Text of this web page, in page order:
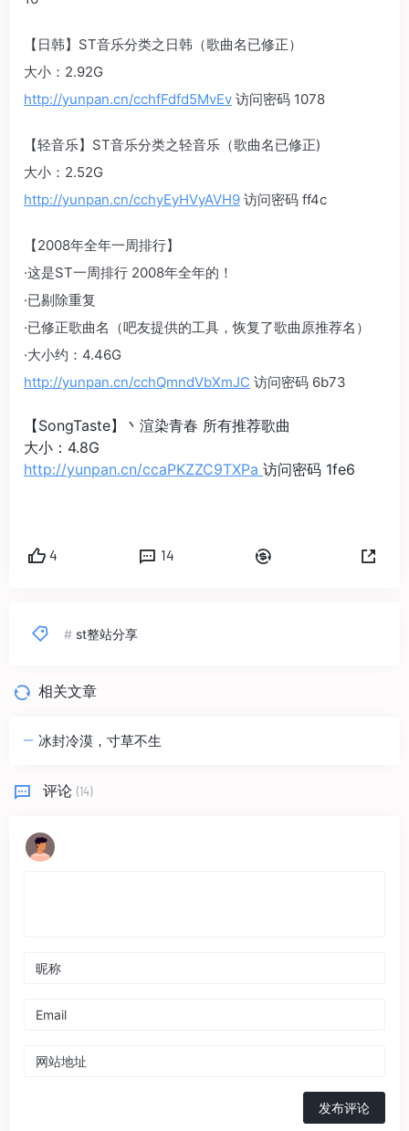
【日韩】ST音乐分类之日韩（歌曲名已修正）
大小：2.92G
http://yunpan.cn/cchfFdfd5MvEv 访问密码 1078
【轻音乐】ST音乐分类之轻音乐（歌曲名已修正)
大小：2.52G
http://yunpan.cn/cchyEyHVyAVH9 访问密码 ff4c
【2008年全年一周排行】
·这是ST一周排行 2008年全年的！
·已剔除重复
·已修正歌曲名（吧友提供的工具，恢复了歌曲原推荐名）
·大小约：4.46G
http://yunpan.cn/cchQmndVbXmJC 访问密码 6b73
【SongTaste】丶渲染青春 所有推荐歌曲
大小：4.8G
http://yunpan.cn/ccaPKZZC9TXPa 访问密码 1fe6
4 14
# st整站分享
相关文章
冰封冷漠，寸草不生
评论 (14)
发布评论